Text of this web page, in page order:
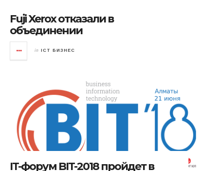
Fuji Xerox отказали в
объединении
in ICT БИЗНЕС
IT-форум BIT-2018 пройдет в